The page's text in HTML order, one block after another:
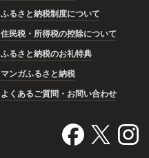
ふるさと納税制度について
住民税・所得税の控除について
ふるさと納税のお礼特典
マンガふるさと納税
よくあるご質問・お問い合わせ